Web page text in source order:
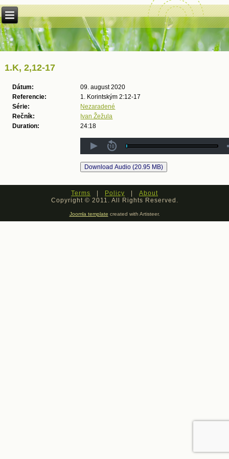
1.K, 2,12-17
Dátum:
09. august 2020
Referencie:
1. Korintským 2:12-17
Série:
Nezaradené
Rečník:
Ivan Žežula
Duration:
24:18
Terms | Policy | About
Copyright © 2011. All Rights Reserved.
Joomla template created with Artisteer.